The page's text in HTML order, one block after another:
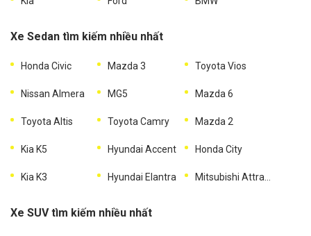
Xe Sedan tìm kiếm nhiều nhất
Honda Civic Mazda 3 Toyota Vios
Nissan Almera MG5 Mazda 6
Toyota Altis Toyota Camry Mazda 2
Kia K5 Hyundai Accent Honda City
Kia K3 Hyundai Elantra Mitsubishi Attrage
Xe SUV tìm kiếm nhiều nhất